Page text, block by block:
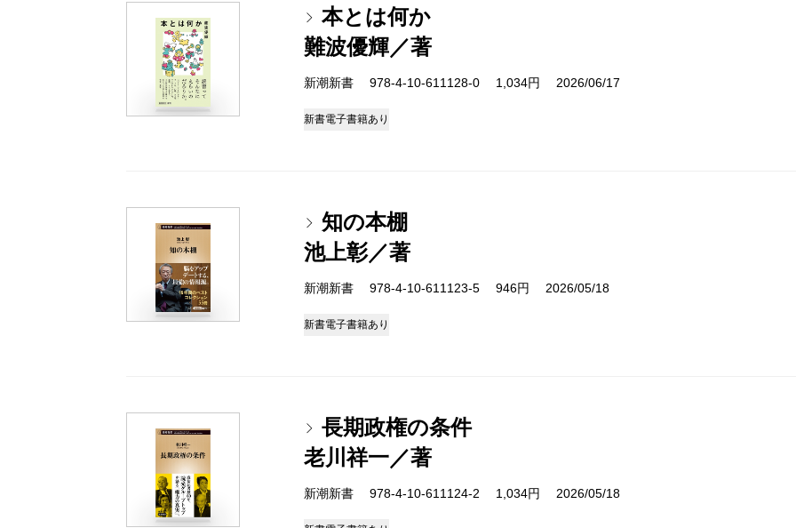
本とは何か
難波優輝／著
新潮新書 978-4-10-611128-0 1,034円 2026/06/17
新書電子書籍あり
知の本棚
池上彰／著
新潮新書 978-4-10-611123-5 946円 2026/05/18
新書電子書籍あり
長期政権の条件
老川祥一／著
新潮新書 978-4-10-611124-2 1,034円 2026/05/18